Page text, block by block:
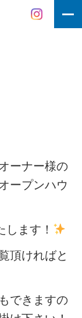
ーナー様の
ープンハウ
ます！
頂ければと
できますの